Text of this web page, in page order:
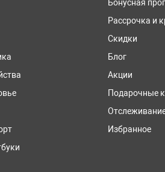
Бонусная
Рассрочка и
Скидки
Блог
Акции
Подарочные
Избранное